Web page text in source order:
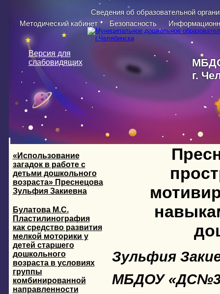
Перейти к основному содержанию
г.
Версия для
слабовидящих
Сведения об образовательной
Методический кабинет
Безопасность
Зульфия
МБДОУ
«Использование
загадок в работе с
детьми дошкольного
возраста» Преснецова
Зульфия Закиевна
Булатова М.С.
Пластилинография
как средство развития
мелкой моторики у
детей старшего
дошкольного
возраста в условиях
группы
комбинированной
направленности